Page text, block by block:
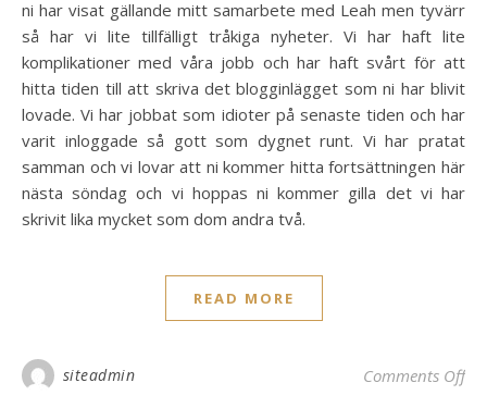
ni har visat gällande mitt samarbete med Leah men tyvärr
så har vi lite tillfälligt tråkiga nyheter. Vi har haft lite
komplikationer med våra jobb och har haft svårt för att
hitta tiden till att skriva det blogginlägget som ni har blivit
lovade. Vi har jobbat som idioter på senaste tiden och har
varit inloggade så gott som dygnet runt. Vi har pratat
samman och vi lovar att ni kommer hitta fortsättningen här
nästa söndag och vi hoppas ni kommer gilla det vi har
skrivit lika mycket som dom andra två.
READ MORE
siteadmin Comments Offon